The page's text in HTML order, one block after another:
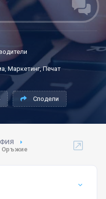
Маркетинг, Печат
Сподели
Оръжие